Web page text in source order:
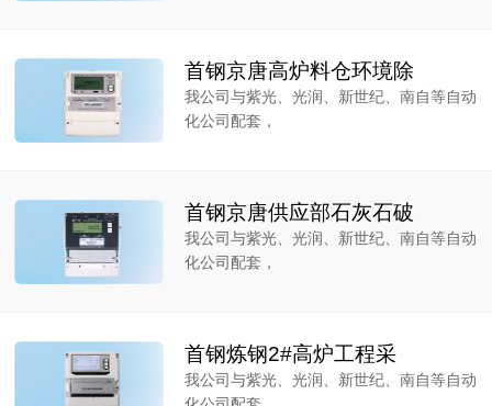
首钢京唐高炉料仓环境除
我公司与紫光、光润、新世纪、南自等自动
化公司配套，
首钢京唐供应部石灰石破
我公司与紫光、光润、新世纪、南自等自动
化公司配套，
首钢炼钢2#高炉工程采
我公司与紫光、光润、新世纪、南自等自动